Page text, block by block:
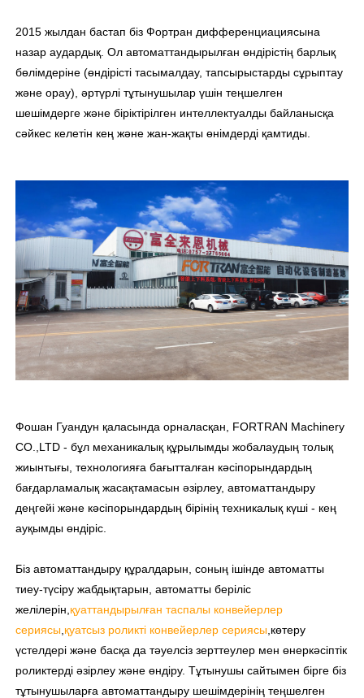
2015 жылдан бастап біз Фортран дифференциациясына
назар аудардық. Ол автоматтандырылған өндірістің барлық
бөлімдеріне (өндірісті тасымалдау, тапсырыстарды сұрыптау
және орау), әртүрлі тұтынушылар үшін теңшелген
шешімдерге және біріктірілген интеллектуалды байланысқа
сәйкес келетін кең және жан-жақты өнімдерді қамтиды.
Фошан Гуандун қаласында орналасқан, FORTRAN Machinery
CO.,LTD - бұл механикалық құрылымды жобалаудың толық
жиынтығы, технологияға бағытталған кәсіпорындардың
бағдарламалық жасақтамасын әзірлеу, автоматтандыру
деңгейі және кәсіпорындардың бірінің техникалық күші - кең
ауқымды өндіріс.
Біз автоматтандыру құралдарын, соның ішінде автоматты
тиеу-түсіру жабдықтарын, автоматты беріліс
желілерін, қуаттандырылған таспалы конвейерлер
сериясы, қуатсыз роликті конвейерлер сериясы, көтеру
үстелдері және басқа да тәуелсіз зерттеулер мен өнеркәсіптік
роликтерді әзірлеу және өндіру. Тұтынушы сайтымен бірге біз
тұтынушыларға автоматтандыру шешімдерінің теңшелген